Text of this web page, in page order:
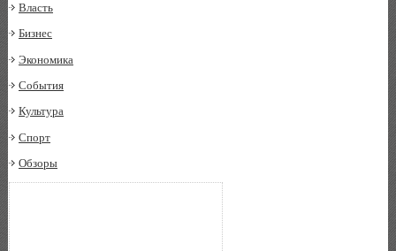
Власть
Бизнес
Экономика
События
Культура
Спорт
Обзоры